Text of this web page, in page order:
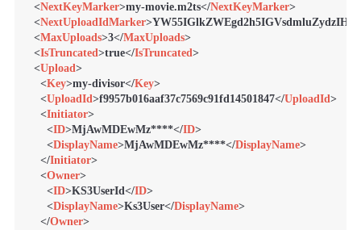
<NextKeyMarker>my-movie.m2ts</NextKeyMarker>
<NextUploadIdMarker>
<MaxUploads>3</MaxUploads>
<IsTruncated>true</IsTruncated>
<Upload>
<Key>my-divisor</Key>
<UploadId>f9957b016aaf37c7569c91fd14501847</UploadId>
<Initiator>
<ID>MjAwMDEwMz****</ID>
<DisplayName>MjAwMDEwMz****</DisplayName>
</Initiator>
<Owner>
<ID>KS3UserId</ID>
<DisplayName>Ks3User</DisplayName>
</Owner>